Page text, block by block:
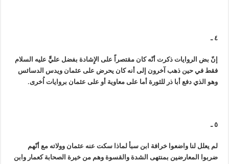
٤ ـ
إنّ بض الروايات ذكرت أنّه كان مقتصراً على الإِشادة بفضل عليٍّ عليه السلام
فقط في حين ذهب آخرون إلى أنه كان يحرض على عثمان ويدس الدسائس
وهو الذي دفع أبا ذر للثورة أما على معاوية أو على عثمان بروايات اُخرى.
٥ ـ
لم يعلل لنا واضعوا خرافة ابن سبأ لماذا سكت عنه عثمان وولاته مع أنّهم
ضربوا المعارضين بمنتهى الشدة والقسوة وهم من خيرة الصحابة كعمار وابن